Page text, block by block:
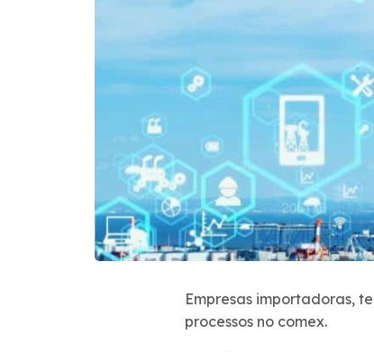
Empresas importadoras,
processos no comex.